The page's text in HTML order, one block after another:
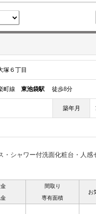
塚６丁目
町線 東池袋駅 徒歩8分
築年月
シャワー付洗面化粧台・人感
間取り
専有面積
お